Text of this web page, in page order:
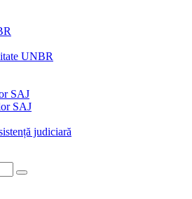
UNBR
SAJ
SAJ
judiciară